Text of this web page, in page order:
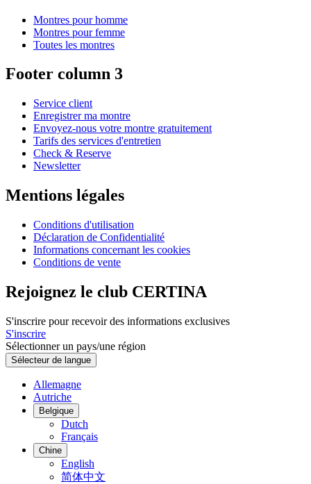
Montres pour homme
Montres pour femme
Toutes les montres
Footer column 3
Service client
Enregistrer ma montre
Envoyez-nous votre montre gratuitement
Tarifs des services d'entretien
Check & Reserve
Newsletter
Mentions légales
Conditions d'utilisation
Déclaration de Confidentialité
Informations concernant les cookies
Conditions de vente
Rejoignez le club CERTINA
S'inscrire pour recevoir des informations exclusives
S'inscrire
Sélectionner un pays/une région
Sélecteur de langue
Allemagne
Autriche
Belgique
Dutch
Français
Chine
English
简体中文